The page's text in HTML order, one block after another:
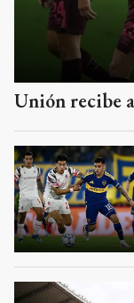
Unión recibe